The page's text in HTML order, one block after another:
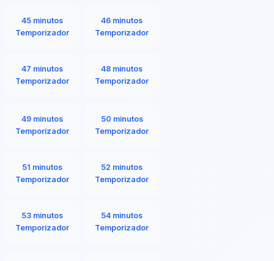
45 minutos
Temporizador
46 minutos
Temporizador
47 minutos
Temporizador
48 minutos
Temporizador
49 minutos
Temporizador
50 minutos
Temporizador
51 minutos
Temporizador
52 minutos
Temporizador
53 minutos
Temporizador
54 minutos
Temporizador